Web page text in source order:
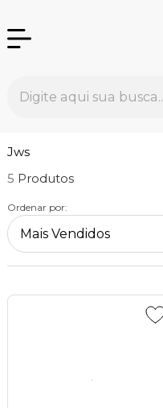
Jws
5
Ordenar por: